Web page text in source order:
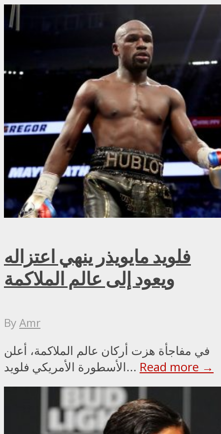
فلويد مايويذر ينهي اعتزاله
ويعود إلى عالم الملاكمة
ByAmr
في مفاجأة هزت أركان عالم الملاكمة، أعلن
الأسطورة الأمريكي فلويد... Read more →